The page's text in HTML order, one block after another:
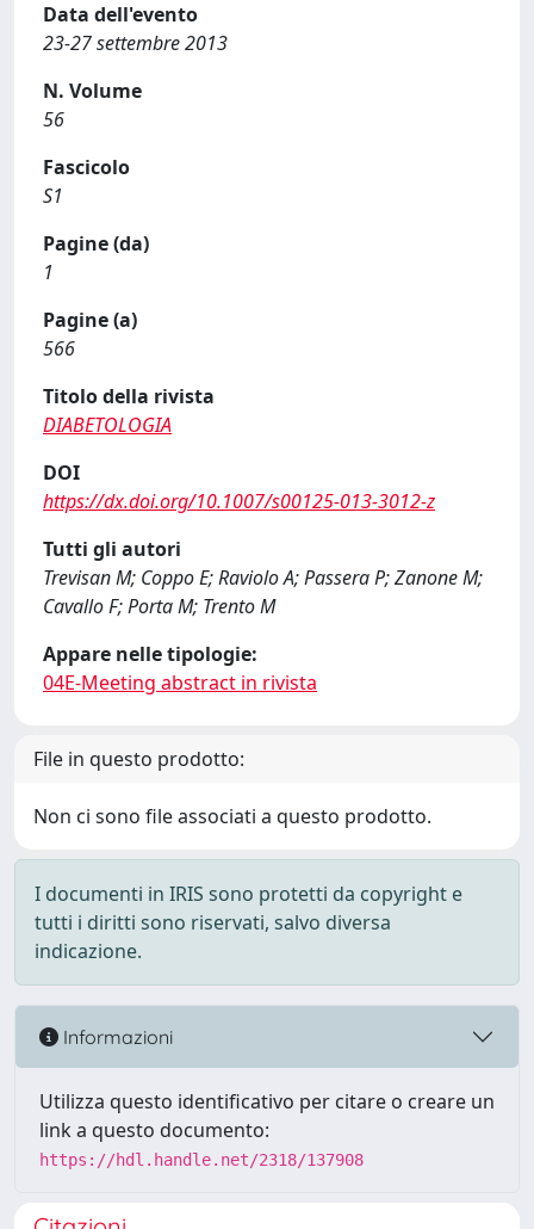
Data dell'evento
23-27 settembre 2013
N. Volume
56
Fascicolo
S1
Pagine (da)
1
Pagine (a)
566
Titolo della rivista
DIABETOLOGIA
DOI
https://dx.doi.org/10.1007/s00125-013-3012-z
Tutti gli autori
Trevisan M; Coppo E; Raviolo A; Passera P; Zanone M;
Cavallo F; Porta M; Trento M
Appare nelle tipologie:
04E-Meeting abstract in rivista
File in questo prodotto:
Non ci sono file associati a questo prodotto.
I documenti in IRIS sono protetti da copyright e
tutti i diritti sono riservati, salvo diversa
indicazione.
Informazioni
Utilizza questo identificativo per citare o creare un
link a questo documento:
https://hdl.handle.net/2318/137908